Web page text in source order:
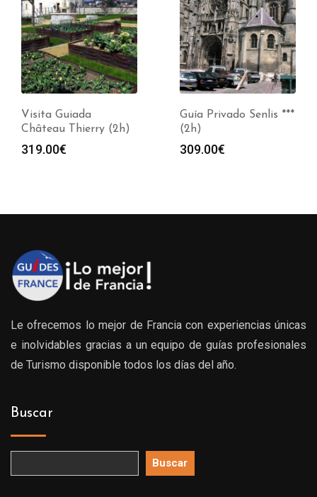
Visita Guiada
Château Thierry (2h)
319.00€
Guía Privado Senlis ***
(2h)
309.00€
Le ofrecemos lo mejor de Francia con experiencias únicas
e inolvidables gracias a un equipo de guías profesionales
de Turismo disponible todos los días del año.
Buscar
Buscar